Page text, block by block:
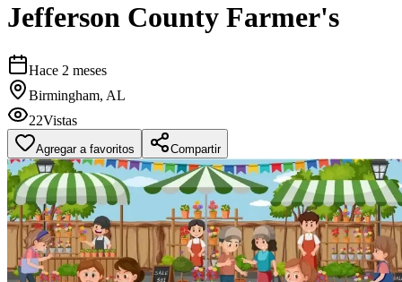
Jefferson County Farmer's
Hace 2 meses
Birmingham, AL
22Vistas
Agregar a favoritos Compartir